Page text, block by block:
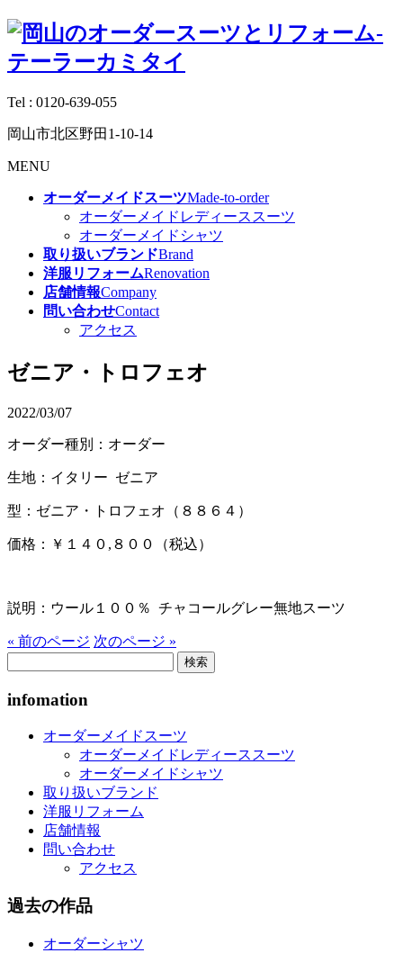
Tel : 0120-639-055
岡山市北区野田1-10-14
MENU
オーダーメイドスーツMade-to-order
オーダーメイドレディーススーツ
オーダーメイドシャツ
取り扱いブランドBrand
洋服リフォームRenovation
店舗情報Company
問い合わせContact
アクセス
ゼニア・トロフェオ
2022/03/07
オーダー種別：オーダー
生地：イタリー ゼニア
型：ゼニア・トロフェオ（８８６４）
価格：￥１４０,８００（税込）
説明：ウール１００％ チャコールグレー無地スーツ
« 前のページ 次のページ »
infomation
オーダーメイドスーツ
オーダーメイドレディーススーツ
オーダーメイドシャツ
取り扱いブランド
洋服リフォーム
店舗情報
問い合わせ
アクセス
過去の作品
オーダーシャツ